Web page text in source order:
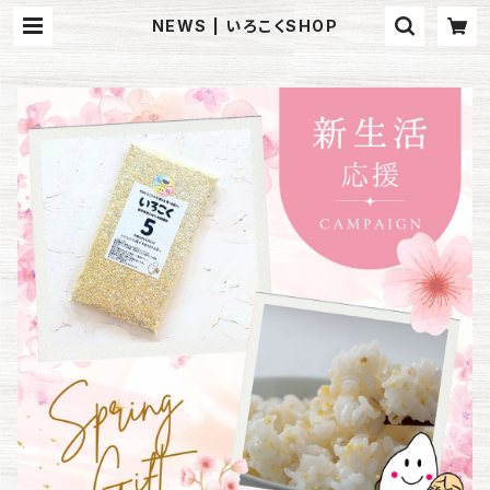
NEWS | いろこくSHOP